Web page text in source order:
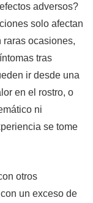
adversos?
solo afectan
ocasiones,
tras
ir desde una
en el rostro, o
ni
se tome
otros
un exceso de